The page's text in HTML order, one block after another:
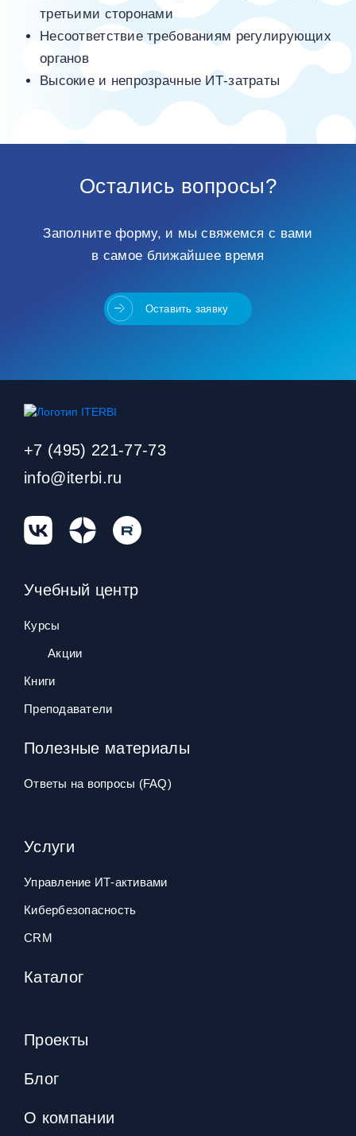
третьими сторонами
Несоответствие требованиям регулирующих
органов
Высокие и непрозрачные ИТ‑затраты
Остались вопросы?
Заполните форму, и мы свяжемся с вами
в самое ближайшее время
Оставить заявку
+7 (495) 221-77-73
info@iterbi.ru
Учебный центр
Курсы
Акции
Книги
Преподаватели
Полезные материалы
Ответы на вопросы (FAQ)
Услуги
Управление ИТ‑активами
Кибербезопасность
CRM
Каталог
Проекты
Блог
О компании